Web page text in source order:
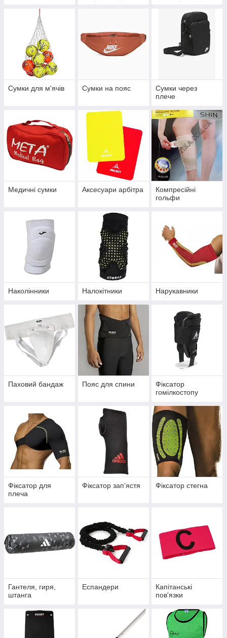
Сумки для м'ячів Сумки на пояс
Сумки через
плече
Медичні сумки Аксесуари арбітра
Компресійні
гольфи
Наколінники Налокітники Нарукавники
Паховий бандаж Пояс для спини
Фіксатор
гомілкостопу
Фіксатор для
плеча
Фіксатор запʼястя Фіксатор стегна
Гантеля, гиря,
штанга
Еспандери
Капітанські
пов'язки